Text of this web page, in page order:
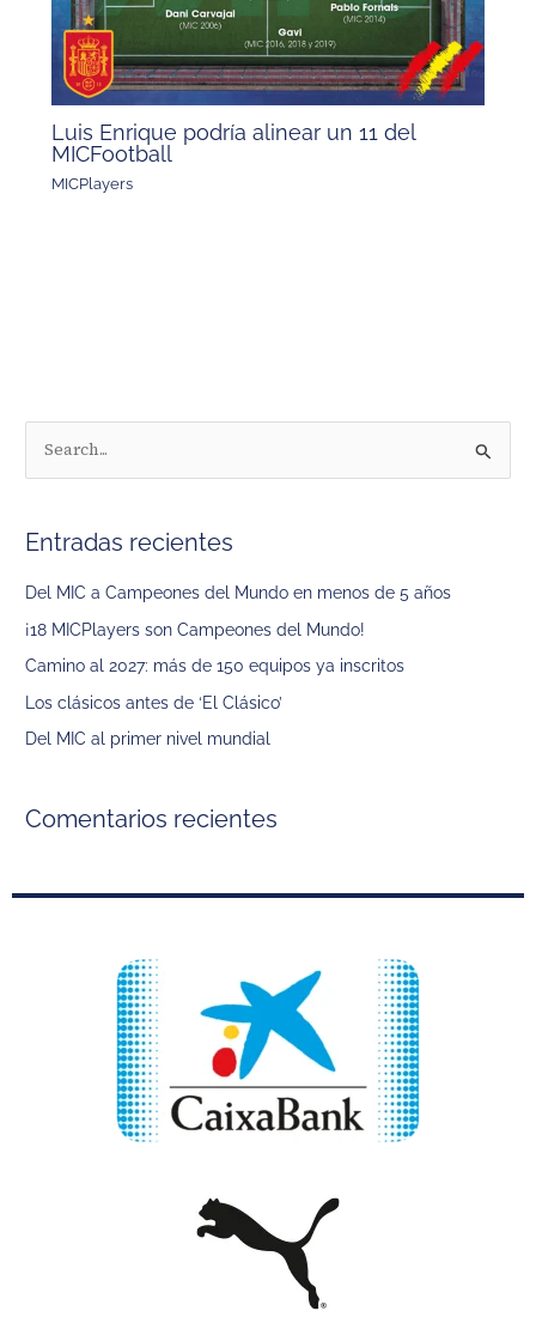
Luis Enrique podría alinear un 11 del
MICFootball
MICPlayers
c
a
r
:
Entradas recientes
Del MIC a Campeones del Mundo en menos de 5 años
¡18 MICPlayers son Campeones del Mundo!
Camino al 2027: más de 150 equipos ya inscritos
Los clásicos antes de ‘El Clásico’
Del MIC al primer nivel mundial
Comentarios recientes